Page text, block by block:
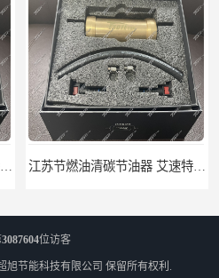
江苏节燃油清碳节油器 艾速特EXOTE清碳节油器 欢迎订购
3087604位访客
旭节能科技有限公司 保留所有权利.